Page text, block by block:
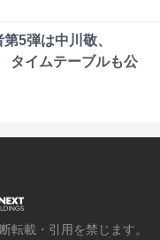
5弾は中川敬、
イムテーブルも公
転載・引用を禁じます。